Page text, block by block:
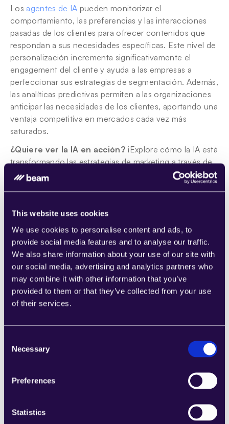
This website uses cookies
We use cookies to personalise content and ads, to
provide social media features and to analyse our traffic.
We also share information about your use of our site with
our social media, advertising and analytics partners who
may combine it with other information that you’ve
provided to them or that they’ve collected from your use
of their services.
Selection
Necessary
Preferences
Statistics
Los agentes de IA pueden monitorizar el
comportamiento, las preferencias y las interacciones
pasadas de los clientes para ofrecer contenidos que
respondan a sus necesidades específicas. Este nivel de
personalización incrementa significativamente el
engagement del cliente y ayuda a las empresas a
perfeccionar sus estrategias de segmentación. Además,
las analíticas predictivas permiten a las organizaciones
anticipar las necesidades de los clientes, aportando una
ventaja competitiva en mercados cada vez más
saturados.
¿Quiere ver la IA en acción? ¡Explore cómo la IA está
transformando las estrategias de marketing a través de
nuestros casos de éxito!
Nuestros casos de éxito
IA en la atención al cliente: potenciando
la eficiencia y la satisfacción
La atención al cliente ha sido revolucionada por los
agentes de IA, capaces de gestionar consultas, ofrecer
asistencia en tiempo real y resolver incidencias
ahorra un tiempo valioso y recursos a las empresas, al
tiempo que mejora la experiencia del cliente gracias a
potentes en la atención al cliente
es su capacidad para
aprender de interacciones anteriores, perfeccionando
continuamente sus respuestas y siendo más eficaces
con el tiempo. Las empresas también pueden
feedback de los usuarios, obteniendo un conocimiento
más profundo de sus necesidades e identificando áreas